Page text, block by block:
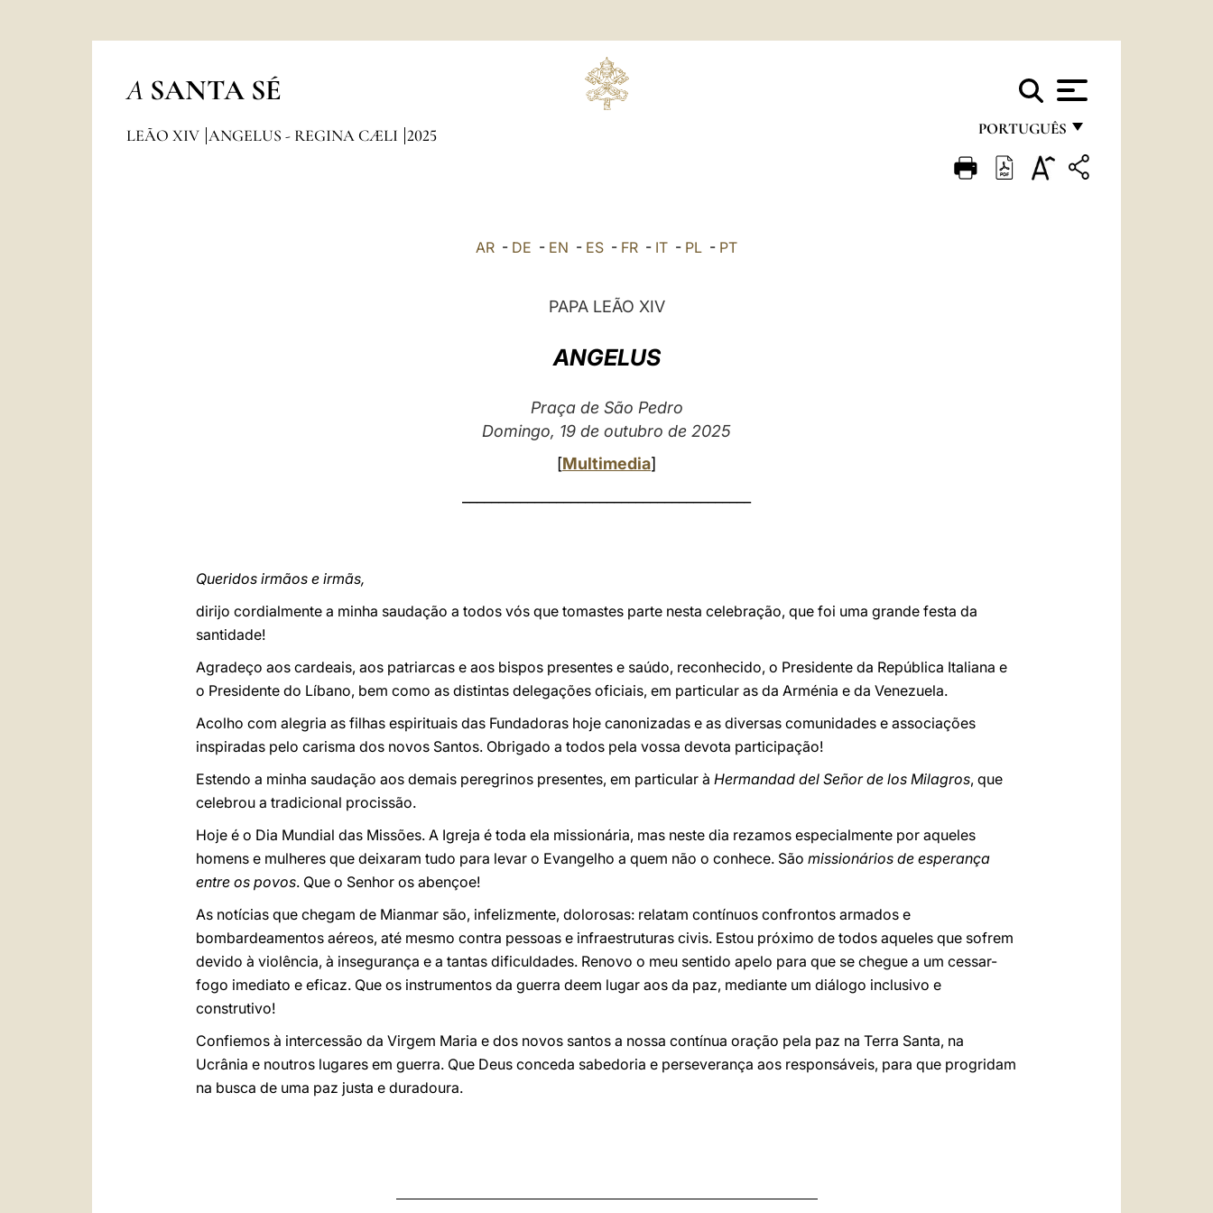
A SANTA SÉ
PORTUGUÊS
FRANÇAIS
LEÃO XIV ANGELUS - REGINA CÆLI 2025
AR - DE - EN - ES - FR - IT - PL - PT
PAPA LEÃO XIV
ANGELUS
Praça de São Pedro
Domingo, 19 de outubro de 2025
[Multimedia]
Queridos irmãos e irmãs,
dirijo cordialmente a minha saudação a todos vós que tomastes parte nesta celebração, que foi uma grande festa da
santidade!
Agradeço aos cardeais, aos patriarcas e aos bispos presentes e saúdo, reconhecido, o Presidente da República Italiana e
o Presidente do Líbano, bem como as distintas delegações oficiais, em particular as da Arménia e da Venezuela.
Acolho com alegria as filhas espirituais das Fundadoras hoje canonizadas e as diversas comunidades e associações
inspiradas pelo carisma dos novos Santos. Obrigado a todos pela vossa devota participação!
Estendo a minha saudação aos demais peregrinos presentes, em particular à Hermandad del Señor de los Milagros, que
celebrou a tradicional procissão.
Hoje é o Dia Mundial das Missões. A Igreja é toda ela missionária, mas neste dia rezamos especialmente por aqueles
homens e mulheres que deixaram tudo para levar o Evangelho a quem não o conhece. São missionários de esperança
entre os povos. Que o Senhor os abençoe!
As notícias que chegam de Mianmar são, infelizmente, dolorosas: relatam contínuos confrontos armados e
bombardeamentos aéreos, até mesmo contra pessoas e infraestruturas civis. Estou próximo de todos aqueles que sofrem
devido à violência, à insegurança e a tantas dificuldades. Renovo o meu sentido apelo para que se chegue a um cessar-
fogo imediato e eficaz. Que os instrumentos da guerra deem lugar aos da paz, mediante um diálogo inclusivo e
construtivo!
Confiemos à intercessão da Virgem Maria e dos novos santos a nossa contínua oração pela paz na Terra Santa, na
Ucrânia e noutros lugares em guerra. Que Deus conceda sabedoria e perseverança aos responsáveis, para que progridam
na busca de uma paz justa e duradoura.